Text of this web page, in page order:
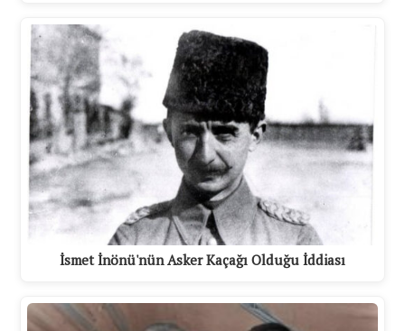
İsmet İnönü'nün Asker Kaçağı Olduğu İddiası